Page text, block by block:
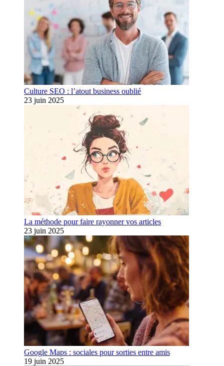
Culture SEO : l’atout business oublié
23 juin 2025
La méthode pour faire rayonner vos articles
23 juin 2025
Google Maps : sociales pour sorties entre amis
19 juin 2025